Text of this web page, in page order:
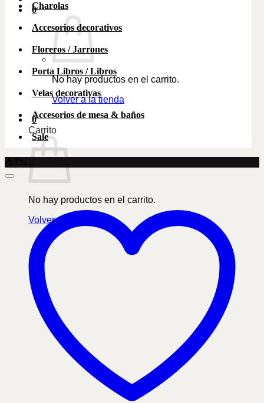
0
No hay productos en el carrito.
Volver a la tienda
0
Carrito
No hay productos en el carrito.
Volver a la tienda
Charolas
Accesorios decorativos
Floreros / Jarrones
Porta Libros / Libros
Velas decorativas
Accesorios de mesa & baños
Sale